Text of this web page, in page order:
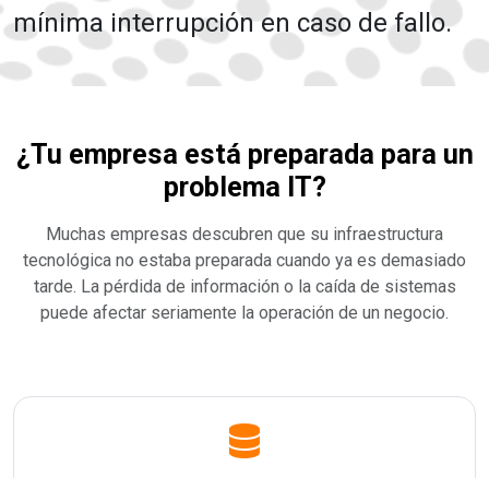
mínima interrupción en caso de fallo.
¿Tu empresa está preparada para un
problema IT?
Muchas empresas descubren que su infraestructura
tecnológica no estaba preparada cuando ya es demasiado
tarde. La pérdida de información o la caída de sistemas
puede afectar seriamente la operación de un negocio.